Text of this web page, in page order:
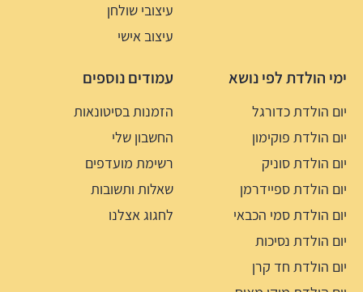
עיצובי שולחן
עיצוב אישי
ימי הולדת לפי נושא
יום הולדת כדורגל
יום הולדת פוקימון
יום הולדת סוניק
יום הולדת ספיידרמן
יום הולדת סמי הכבאי
יום הולדת נסיכות
יום הולדת חד קרן
עמודים נוספים
הזמנות בסיטונאות
החשבון שלי
רשימת מועדפים
שאלות ותשובות
לחגוג אצלנו